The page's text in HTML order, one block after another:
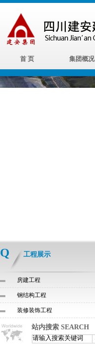
首 页 集团概况
Q 工程展示
房建工程
钢结构工程
装修装饰工程
站内搜索 SEARCH